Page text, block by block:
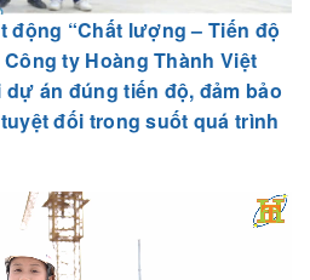
động “Chất lượng – Tiến độ
Công ty Hoàng Thành Việt
dự án đúng tiến độ, đảm bảo
đối trong suốt quá trình